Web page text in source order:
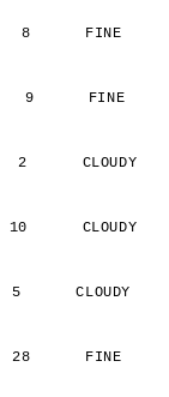
8      FINE
9      FINE
CLOUDY
CLOUDY
5      CLOUDY
28      FINE